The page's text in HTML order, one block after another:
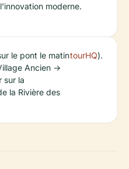
moderne.
le pont le matin
Ancien →
sur la
la Rivière des
tourHQ).